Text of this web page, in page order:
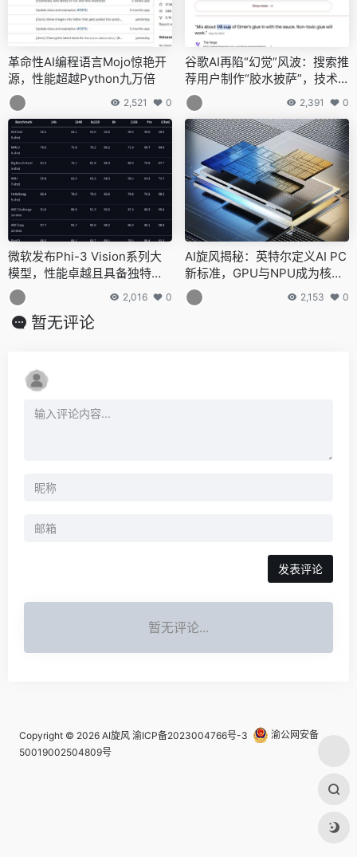
革命性AI编程语言Mojo惊艳开
源，性能超越Python九万倍
2,521 0
谷歌AI再陷“幻觉”风波：搜索推
荐用户制作“胶水披萨”，技术
难题待解
2,391 0
微软发布Phi-3 Vision系列大
模型，性能卓越且具备独特优
势
2,016 0
AI旋风揭秘：英特尔定义AI PC
新标准，GPU与NPU成为核心
配置
2,153 0
暂无评论
发表评论
暂无评论...
Copyright © 2026 AI旋风 渝ICP备2023004766号-3
渝公网安备
50019002504809号